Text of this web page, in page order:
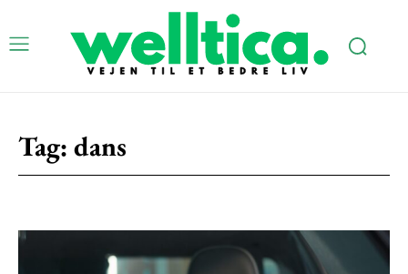
Subscription Plans
Free limited access
Tag: dans